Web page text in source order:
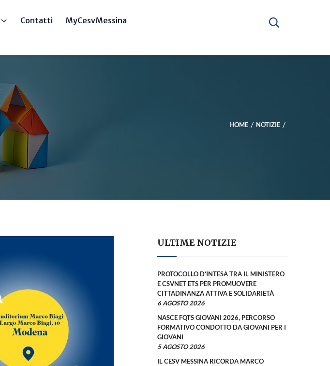
Contatti MyCesvMessina
HOME NOTIZIE
ULTIME NOTIZIE
PROTOCOLLO D’INTESA TRA IL MINISTERO
E CSVNET ETS PER PROMUOVERE
CITTADINANZA ATTIVA E SOLIDARIETÀ
6 AGOSTO 2026
NASCE FQTS GIOVANI 2026, PERCORSO
FORMATIVO CONDOTTO DA GIOVANI PER I
GIOVANI
5 AGOSTO 2026
IL CESV MESSINA RICORDA MARCO